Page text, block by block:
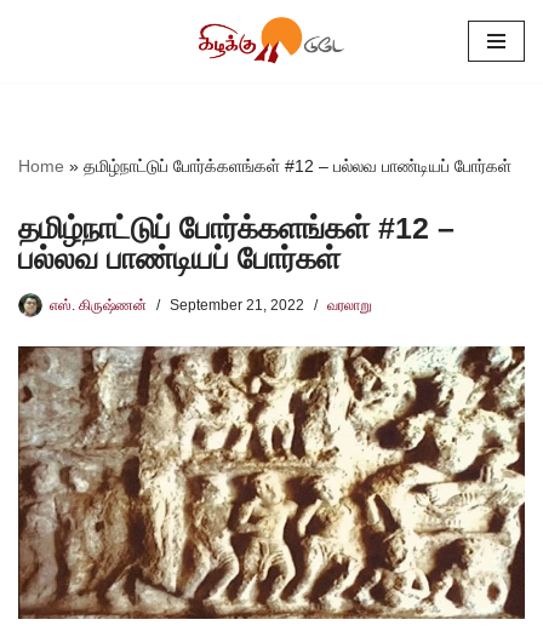
Home » தமிழ்நாட்டுப் போர்க்களங்கள் #12 – பல்லவ பாண்டியப் போர்கள்
தமிழ்நாட்டுப் போர்க்களங்கள் #12 –
பல்லவ பாண்டியப் போர்கள்
எஸ். கிருஷ்ணன் September 21, 2022 வரலாறு